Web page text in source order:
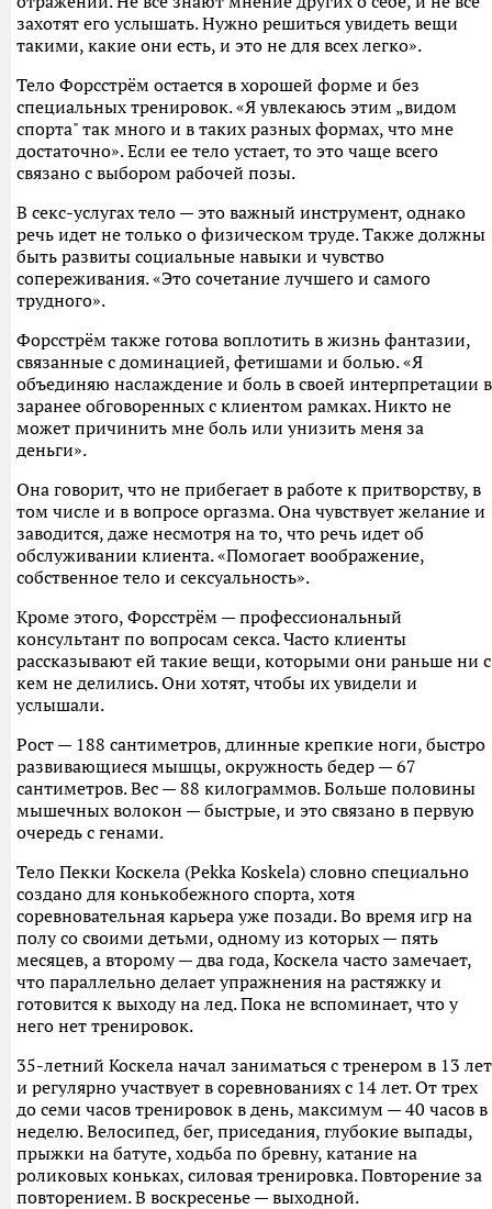
захотят его услышать. Нужно решиться увидеть вещи
такими, какие они есть, и это не для всех легко».
Тело Форсстрём остается в хорошей форме и без
специальных тренировок. «Я увлекаюсь этим „видом
спорта" так много и в таких разных формах, что мне
достаточно». Если ее тело устает, то это чаще всего
связано с выбором рабочей позы.
В секс-услугах тело — это важный инструмент, однако
речь идет не только о физическом труде. Также должны
быть развиты социальные навыки и чувство
сопереживания. «Это сочетание лучшего и самого
трудного».
Форсстрём также готова воплотить в жизнь фантазии,
связанные с доминацией, фетишами и болью. «Я
объединяю наслаждение и боль в своей интерпретации в
заранее обговоренных с клиентом рамках. Никто не
может причинить мне боль или унизить меня за
деньги».
Она говорит, что не прибегает в работе к притворству, в
том числе и в вопросе оргазма. Она чувствует желание и
заводится, даже несмотря на то, что речь идет об
обслуживании клиента. «Помогает воображение,
собственное тело и сексуальность».
Кроме этого, Форсстрём — профессиональный
консультант по вопросам секса. Часто клиенты
рассказывают ей такие вещи, которыми они раньше ни с
кем не делились. Они хотят, чтобы их увидели и
услышали.
Рост — 188 сантиметров, длинные крепкие ноги, быстро
развивающиеся мышцы, окружность бедер — 67
сантиметров. Вес — 88 килограммов. Больше половины
мышечных волокон — быстрые, и это связано в первую
очередь с генами.
Тело Пекки Коскела (Pekka Koskela) словно специально
создано для конькобежного спорта, хотя
соревновательная карьера уже позади. Во время игр на
полу со своими детьми, одному из которых — пять
месяцев, а второму — два года, Коскела часто замечает,
что параллельно делает упражнения на растяжку и
готовится к выходу на лед. Пока не вспоминает, что у
него нет тренировок.
35-летний Коскела начал заниматься с тренером в 13
и регулярно участвует в соревнованиях с 14 лет. От трех
до семи часов тренировок в день, максимум — 40 часов в
неделю. Велосипед, бег, приседания, глубокие выпады,
прыжки на батуте, ходьба по бревну, катание на
роликовых коньках, силовая тренировка. Повторение за
повторением. В воскресенье — выходной.